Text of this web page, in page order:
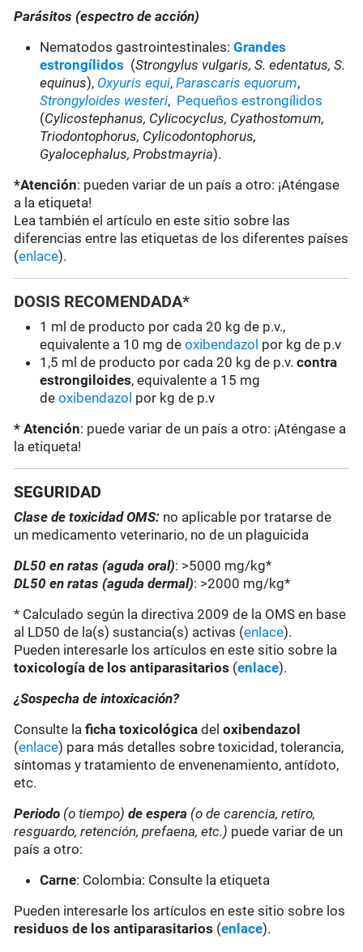
Parásitos (espectro de acción)
Nematodos gastrointestinales:Grandes
estrongílidos (Strongylus vulgaris, S. edentatus, S.
equinus), Oxyuris equi,Parascaris equorum,
Strongyloides westeri, Pequeños estrongílidos
(Cylicostephanus, Cylicocyclus, Cyathostomum,
Triodontophorus, Cylicodontophorus,
Gyalocephalus, Probstmayria).
*Atención: pueden variar de un país a otro: ¡Aténgase
a la etiqueta!
Lea también el artículo en este sitio sobre las
diferencias entre las etiquetas de los diferentes países
(enlace).
DOSIS RECOMENDADA*
1 ml de producto por cada 20 kg de p.v.,
equivalente a 10 mg deoxibendazol por kg de p.v
1,5 ml de producto por cada 20 kg de p.v.contra
estrongiloides, equivalente a 15 mg
deoxibendazol por kg de p.v
* Atención: puede variar de un país a otro: ¡Aténgase a
la etiqueta!
SEGURIDAD
Clase de toxicidad OMS: no aplicable por tratarse de
un medicamento veterinario, no de un plaguicida
DL50 en ratas (aguda oral): >5000 mg/kg*
DL50 en ratas (aguda dermal): >2000 mg/kg*
* Calculado según la directiva 2009 de la OMS en base
al LD50 de la(s) sustancia(s) activas (enlace).
Pueden interesarle los artículos en este sitio sobre la
toxicología de los antiparasitarios (enlace).
¿Sospecha de intoxicación?
Consulte laficha toxicológica deloxibendazol
(enlace) para más detalles sobre toxicidad, tolerancia,
síntomas y tratamiento de envenenamiento, antídoto,
etc.
Periodo (o tiempo) de espera (o de carencia, retiro,
resguardo, retención, prefaena, etc.) puede variar de un
país a otro:
Carne: Colombia: Consulte la etiqueta
Pueden interesarle los artículos en este sitio sobre los
residuos de los antiparasitarios (enlace).